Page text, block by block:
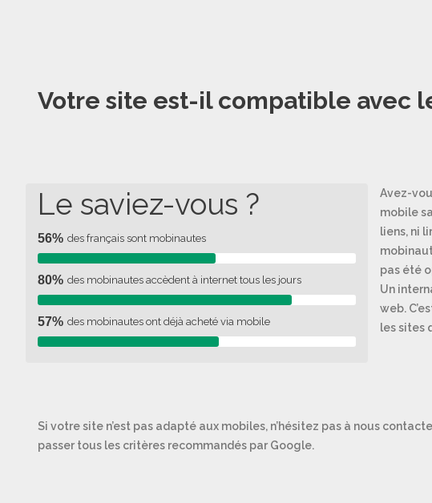
Votre site est-il compatible avec
Le saviez-vous ?
des français sont mobinautes
56%
des mobinautes accèdent à internet tous les jours
80%
des mobinautes ont déjà acheté via mobile
57%
Avez-
mobile
liens, ni
pas été
Un
web.
les sites
Si votre site n’est pas adapté aux mobiles, n’hésitez pas à nous
passer tous les critères recommandés par Google.